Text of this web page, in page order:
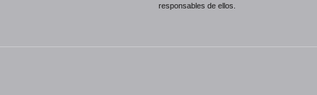
responsables de ellos.